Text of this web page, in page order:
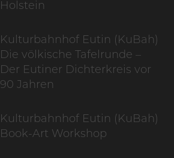
Holstein
Kulturbahnhof Eutin (KuBah)
Die völkische Tafelrunde –
Der Eutiner Dichterkreis vor
90 Jahren
Kulturbahnhof Eutin (KuBah)
Book-Art Workshop